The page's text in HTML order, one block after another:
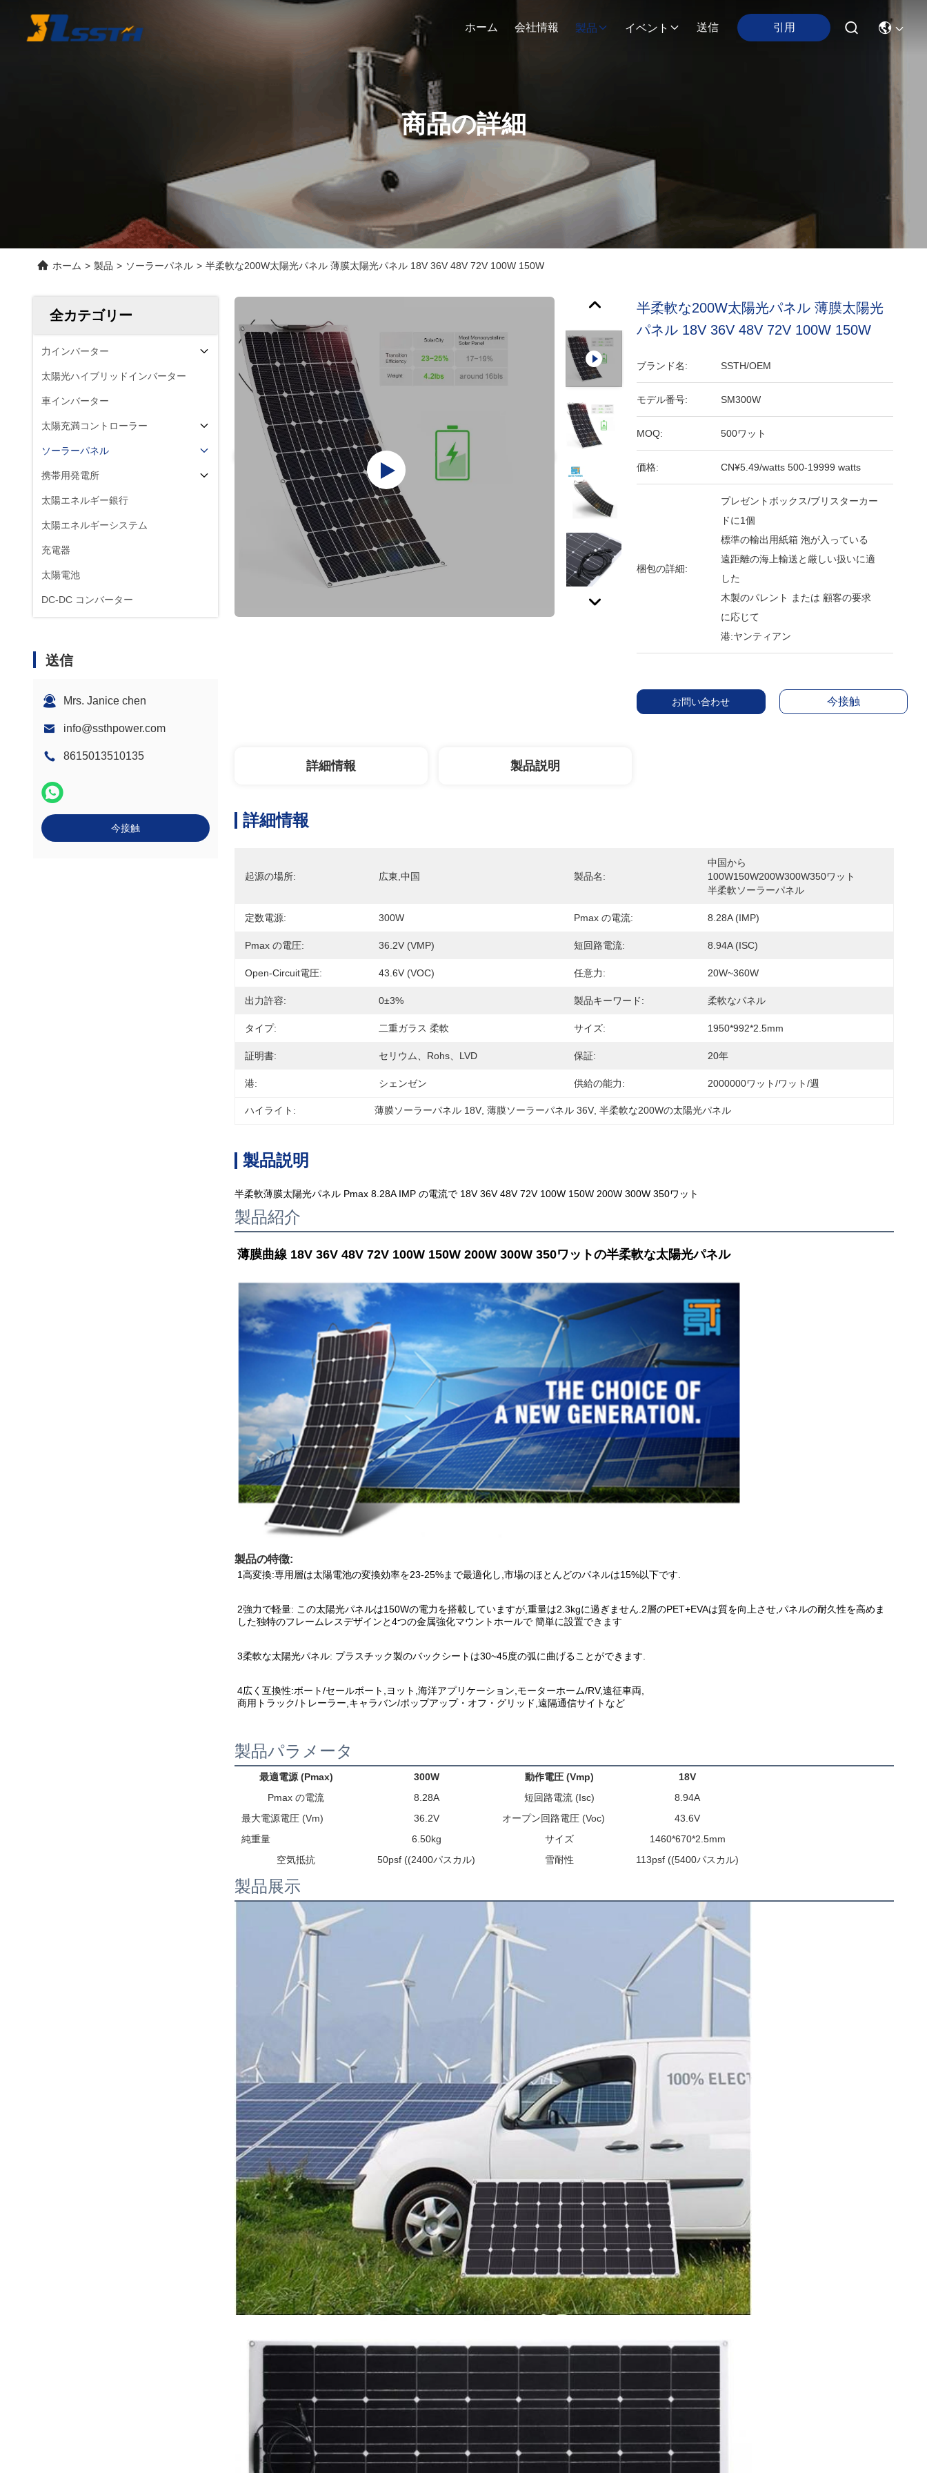
ホーム 会社情報 製品 イベント 送信 引用
商品の詳細
ホーム > 製品 > ソーラーパネル > 半柔軟な200W太陽光パネル 薄膜太陽光パネル 18V 36V 48V 72V 100W 150W
全カテゴリー
力インバーター
太陽光ハイブリッドインバーター
車インバーター
太陽充満コントローラー
ソーラーパネル
携帯用発電所
太陽エネルギー銀行
太陽エネルギーシステム
充電器
太陽電池
DC-DC コンバーター
送信
Mrs. Janice chen
info@ssthpower.com
8615013510135
今接触
半柔軟な200W太陽光パネル 薄膜太陽光
パネル 18V 36V 48V 72V 100W 150W
ブランド名: SSTH/OEM
モデル番号: SM300W
MOQ: 500ワット
価格: CN¥5.49/watts 500-19999 watts
梱包の詳細:
プレゼントボックス/ブリスターカー
ドに1個
標準の輸出用紙箱 泡が入っている
遠距離の海上輸送と厳しい扱いに適
した
木製のパレント または 顧客の要求
に応じて
港:ヤンティアン
お問い合わせ 今接触
詳細情報 製品説明
詳細情報
起源の場所: 広東,中国 製品名:
中国から
100W150W200W300W350ワット
半柔軟ソーラーパネル
定数電源: 300W Pmax の電流: 8.28A (IMP)
Pmax の電圧: 36.2V (VMP) 短回路電流: 8.94A (ISC)
Open-Circuit電圧: 43.6V (VOC) 任意力: 20W~360W
出力許容: 0±3% 製品キーワード: 柔軟なパネル
タイプ: 二重ガラス 柔軟 サイズ: 1950*992*2.5mm
証明書: セリウム、Rohs、LVD 保証: 20年
港: シェンゼン 供給の能力: 2000000ワット/ワット/週
ハイライト: 薄膜ソーラーパネル 18V , 薄膜ソーラーパネル 36V , 半柔軟な200Wの太陽光パネル
製品説明
半柔軟薄膜太陽光パネル Pmax 8.28A IMP の電流で 18V 36V 48V 72V 100W 150W 200W 300W 350ワット
製品紹介
薄膜曲線 18V 36V 48V 72V 100W 150W 200W 300W 350ワットの半柔軟な太陽光パネル
製品の特徴:
1高変換:専用層は太陽電池の変換効率を23-25%まで最適化し,市場のほとんどのパネルは15%以下です.
2強力で軽量: この太陽光パネルは150Wの電力を搭載していますが,重量は2.3kgに過ぎません.2層のPET+EVAは質を向上させ,パネルの耐久性を高めま
した独特のフレームレスデザインと4つの金属強化マウントホールで 簡単に設置できます
3柔軟な太陽光パネル: プラスチック製のバックシートは30~45度の弧に曲げることができます.
4広く互換性:ボート/セールボート,ヨット,海洋アプリケーション,モーターホーム/RV,遠征車両,
商用トラック/トレーラー,キャラバン/ポップアップ・オフ・グリッド,遠隔通信サイトなど
製品パラメータ
最適電源 (Pmax) 300W 動作電圧 (Vmp)
18V
Pmax の電流
8.28A 短回路電流 (Isc)
8.94A
最大電源電圧 (Vm)
36.2V オープン回路電圧 (Voc)
43.6V
純重量
6.50kg サイズ
1460*670*2.5mm
空気抵抗
50psf ((2400パスカル) 雪耐性 113psf ((5400パスカル)
製品展示